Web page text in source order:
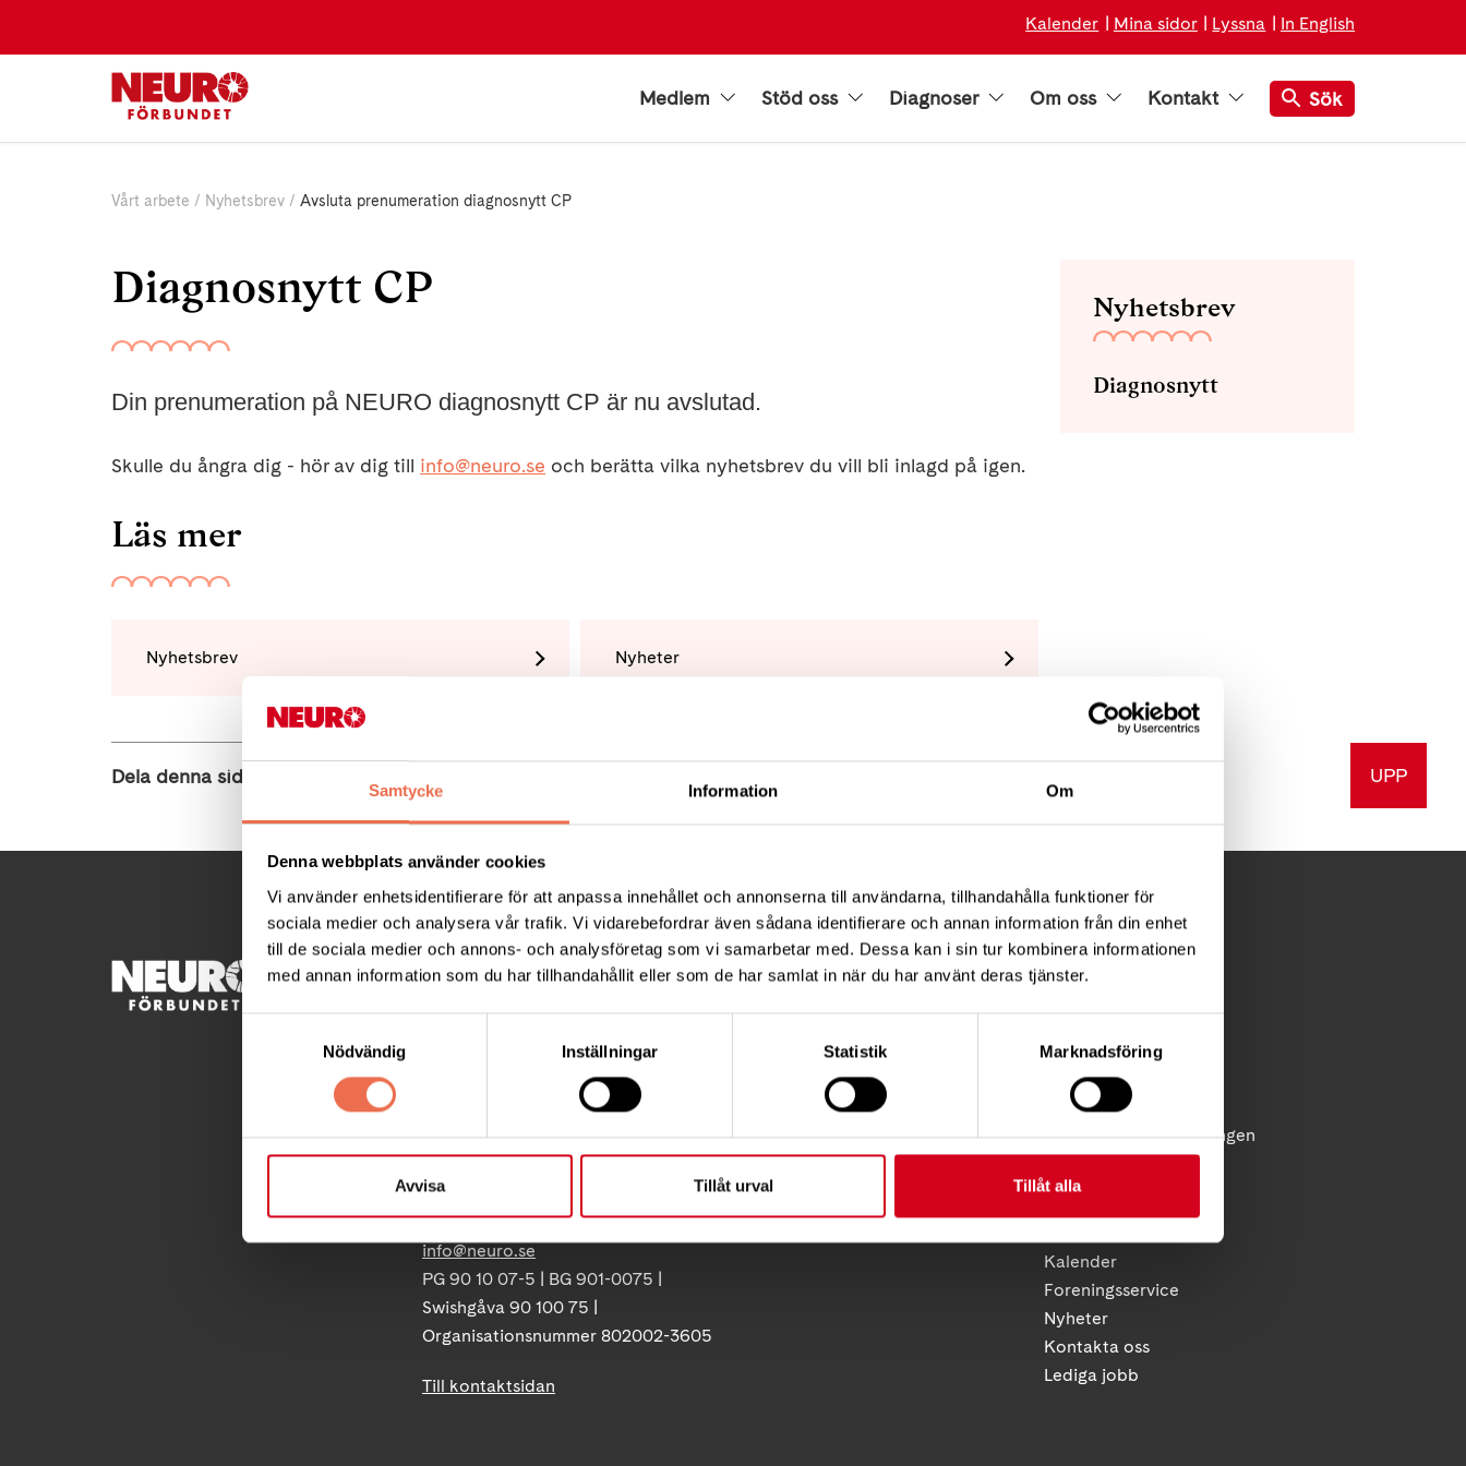
Samtycke Information Om
Denna webbplats använder cookies
Vi använder enhetsidentifierare för att anpassa innehållet och annonserna till användarna, tillhandahålla funktioner för
sociala medier och analysera vår trafik. Vi vidarebefordrar även sådana identifierare och annan information från din enhet
till de sociala medier och annons- och analysföretag som vi samarbetar med. Dessa kan i sin tur kombinera informationen
med annan information som du har tillhandahållit eller som de har samlat in när du har använt deras tjänster.
Nödvändig
Inställningar Statistik Marknadsföring
Avvisa Tillåt urval Tillåt alla
Kalender Mina sidor Lyssna In English
Medlem Stöd oss Diagnoser Om oss Kontakt Sök
Vårt arbete Nyhetsbrev Avsluta prenumeration diagnosnytt CP
Diagnosnytt CP
Din prenumeration på NEURO diagnosnytt CP är nu avslutad.
Skulle du ångra dig - hör av dig till info@neuro.se och berätta vilka nyhetsbrev du vill bli inlagd på igen.
Läs mer
Nyhetsbrev Nyheter
Dela denna sida:
Nyhetsbrev
Diagnosnytt
UPP
KONTAKT
Ågatan 12 C, 172 62 Sundbyberg
08-677 70 10
Postadress:
171 04 Solna
info@neuro.se
PG 90 10 07-5 | BG 901-0075 |
Swishgåva 90 100 75 |
Organisationsnummer 802002-3605
Till kontaktsidan
FÖRDJUPNING
Så tycker vi
Tillgänglighet
Neuroförbundets integritetspolicy
Giva Sveriges kvalitetskod
FÖR MEDLEMMAR
Diagnosstöd
Anhörigstöd
Juridiskt stöd
Reflex - medlemstidningen
HITTA SNABBT
Kalender
Foreningsservice
Nyheter
Kontakta oss
Lediga jobb